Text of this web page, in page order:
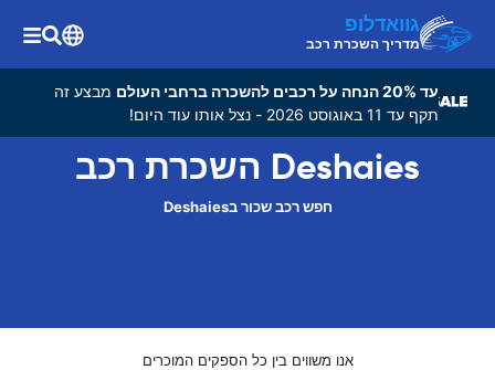
גוואדלופ
מדריך השכרת רכב
עד 20% הנחה על רכבים להשכרה ברחבי העולם
מבצע זה
תקף עד 11 באוגוסט 2026 - נצל אותו עוד היום!
Deshaies השכרת רכב
חפש רכב שכור בDeshaies
אנו משווים בין כל הספקים המוכרים